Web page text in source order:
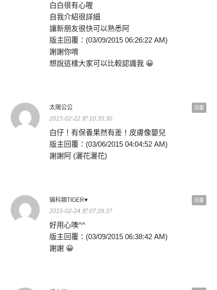
白白很有心喔
自我介紹很詳細
讓新朋友很快可以熟悉阿
版主回覆：(03/09/2015 06:26:22 AM)
謝謝你唷
想說這樣大家可以比較認識我 😀
回覆
太陽公公
2015-02-22 於 10:35:30
白仔！有保養果然有差！皮膚像嬰兒
版主回覆：(03/06/2015 04:04:52 AM)
謝謝阿 (灑花灑花)
回覆
貓科類TIGER♥
2015-02-24 於 07:29:37
好用心噢^^
版主回覆：(03/09/2015 06:38:42 AM)
謝謝 😀